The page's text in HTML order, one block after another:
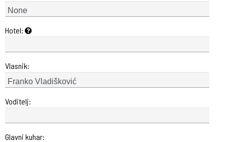
Hotel:
Vlasnik:
Voditelj:
Glavni kuhar: